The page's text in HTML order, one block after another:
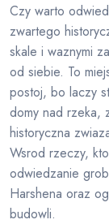
Czy warto
zwartego
skale i waznymi
od siebie. To
postoj, bo laczy
domy nad rzeka,
historyczna
Wsrod rzeczy,
odwiedzanie
Harshena oraz
budowli.